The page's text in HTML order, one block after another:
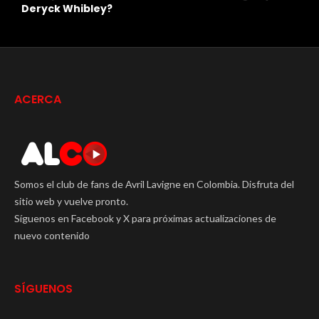
Chad Kroeger y Avril Lavigne
ACERCA
Somos el club de fans de Avril Lavigne en Colombia. Disfruta del
sitio web y vuelve pronto.
Síguenos en Facebook y X para próximas actualizaciones de
nuevo contenido
SÍGUENOS